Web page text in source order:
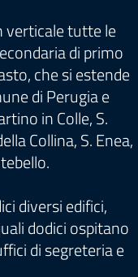
verticale tutte le
di primo
che si estende
di Perugia e
in Colle, S.
Collina, S. Enea,
diversi edifici,
dodici ospitano
di segreteria e